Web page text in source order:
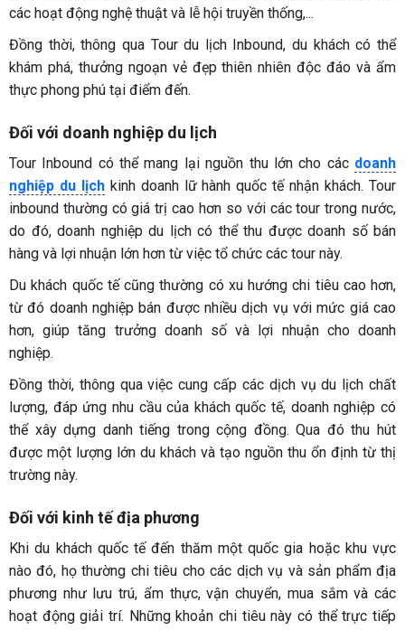
các hoạt động nghệ thuật và lễ hội truyền thống,...
Đồng thời, thông qua Tour du lịch Inbound, du khách có thể
khám phá, thưởng ngoạn vẻ đẹp thiên nhiên độc đáo và ẩm
thực phong phú tại điểm đến.
Đối với doanh nghiệp du lịch
Tour Inbound có thể mang lại nguồn thu lớn cho các doanh
nghiệp du lịchkinh doanh lữ hành quốc tế nhận khách. Tour
inbound thường có giá trị cao hơn so với các tour trong nước,
do đó, doanh nghiệp du lịch có thể thu được doanh số bán
hàng và lợi nhuận lớn hơn từ việc tổ chức các tour này.
Du khách quốc tế cũng thường có xu hướng chi tiêu cao hơn,
từ đó doanh nghiệp bán được nhiều dịch vụ với mức giá cao
hơn, giúp tăng trưởng doanh số và lợi nhuận cho doanh
nghiệp.
Đồng thời, thông qua việc cung cấp các dịch vụ du lịch chất
lượng, đáp ứng nhu cầu của khách quốc tế, doanh nghiệp có
thể xây dựng danh tiếng trong cộng đồng. Qua đó thu hút
được một lượng lớn du khách và tạo nguồn thu ổn định từ thị
trường này.
Đối với kinh tế địa phương
Khi du khách quốc tế đến thăm một quốc gia hoặc khu vực
nào đó, họ thường chi tiêu cho các dịch vụ và sản phẩm địa
phương như lưu trú, ẩm thực, vận chuyển, mua sắm và các
hoạt động giải trí. Những khoản chi tiêu này có thể trực tiếp